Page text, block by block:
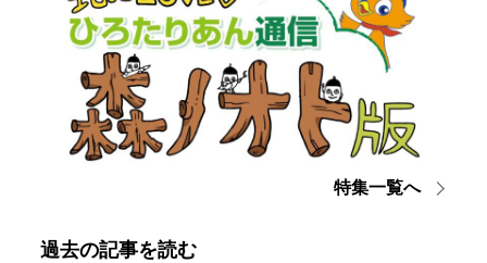
特集一覧へ
過去の記事を読む